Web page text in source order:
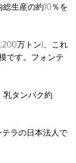
生産の約10％を
万トン)、これ
です。フォンテ
乳タンパク約
ラの日本法人で